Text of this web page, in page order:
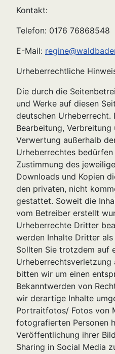
Kontakt:
Telefon: 0176 76868548
E-Mail:
Urheberrechtliche
Die durch die
und Werke auf diesen
deutschen Urheberrecht.
Bearbeitung,
Verwertung außerhalb
Urheberrechtes
Zustimmung des
Downloads und Kopien
den privaten, nicht
gestattet. Soweit die
vom Betreiber erstellt
Urheberrechte Dritter
werden Inhalte Dritter
Sollten Sie trotzdem auf
Urheberrechtsverletzung
bitten wir um einen
Bekanntwerden von
wir derartige Inhalte
Portraitfotos/ Fotos von
fotografierten Personen
Veröffentlichung ihrer
Sharing in Social Media